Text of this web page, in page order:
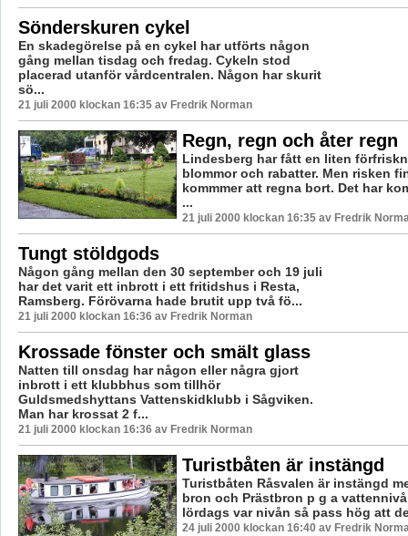
Sönderskuren cykel
En skadegörelse på en cykel har utförts någon
gång mellan tisdag och fredag. Cykeln stod
placerad utanför vårdcentralen. Någon har skurit
sö...
21 juli 2000 klockan 16:35 av Fredrik Norman
Regn, regn och åter regn
Lindesberg har fått en liten
blommor och rabatter. Men risken
kommmer att regna bort. Det har
...
21 juli 2000 klockan 16:35 av Fredrik
Tungt stöldgods
Någon gång mellan den 30 september och 19 juli
har det varit ett inbrott i ett fritidshus i Resta,
Ramsberg. Förövarna hade brutit upp två fö...
21 juli 2000 klockan 16:36 av Fredrik Norman
Krossade fönster och smält glass
Natten till onsdag har någon eller några gjort
inbrott i ett klubbhus som tillhör
Guldsmedshyttans Vattenskidklubb i Sågviken.
Man har krossat 2 f...
21 juli 2000 klockan 16:36 av Fredrik Norman
Turistbåten är instängd
Turistbåten Råsvalen är instängd
bron och Prästbron p g a
lördags var nivån så pass hög att
24 juli 2000 klockan 16:40 av Fredrik